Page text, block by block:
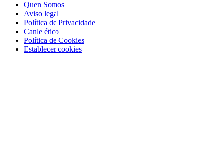
Quen Somos
Aviso legal
Política de Privacidade
Canle ético
Política de Cookies
Establecer cookies